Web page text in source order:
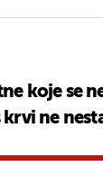
koje se
ne